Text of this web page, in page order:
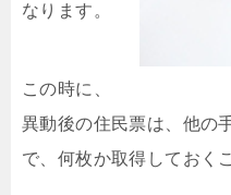
なります。
この時に、
異動後の住民票は、他の
で、何枚か取得しておく